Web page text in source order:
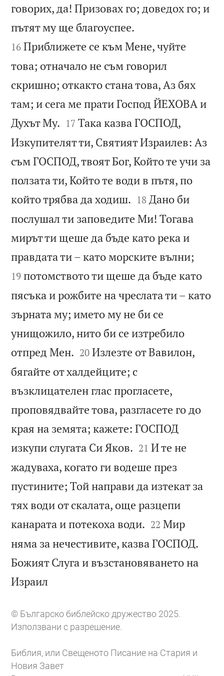
говорих, да! Призовах го; доведох го; и
пътят му ще благоуспее.
16 Приближете се към Мене, чуйте
това; отначало не съм говорил
скришно; откакто стана това, Аз бях
там; и сега ме прати Господ ЙЕХОВА и
Духът Му. 

17 Така казва ГОСПОД,
Изкупителят ти, Святият Израилев: Аз
съм ГОСПОД, твоят Бог, Който те учи за
ползата ти, Който те води в пътя, по
който трябва да ходиш. 

18 Дано би
послушал ти заповедите Ми! Тогава
мирът ти щеше да бъде като река и
правдата ти – като морските вълни;
19 потомството ти щеше да бъде като
пясъка и рожбите на чреслата ти – като
зърната му; името му не би се
унищожило, нито би се изтребило
отпред Мен. 

20 Излезте от Вавилон,
бягайте от халдейците; с
възклицателен глас прогласете,
проповядвайте това, разгласете го до
края на земята; кажете: ГОСПОД
изкупи слугата Си Яков. 

21 И те не
жадуваха, когато ги водеше през
пустините; Той направи да изтекат за
тях води от скалата, още разцепи
канарата и потекоха води. 

22 Мир
няма за нечестивите, казва ГОСПОД.
Божият Слуга и възстановяването на
Израил
© Българско библейско дружество 2025.
Използвани с разрешение.
Библия, или Свещеното Писание на Стария и
Новия Завет